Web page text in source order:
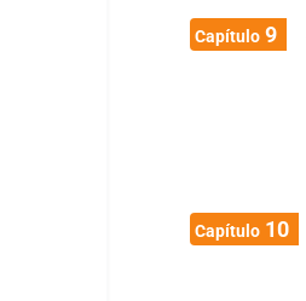
Capítulo9
Capítulo10